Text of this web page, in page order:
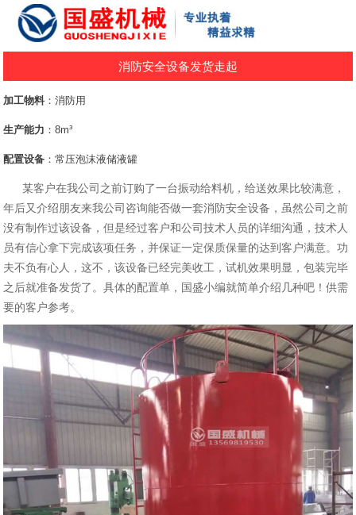
消防安全设备发货走起
加工物料：消防用
生产能力 ：8m³
配置设备 ：常压泡沫液储液罐
某客户在我公司之前订购了一台振动给料机，给送效果比较满意，
年后又介绍朋友来我公司咨询能否做一套消防安全设备，虽然公司之前
没有制作过该设备，但是经过客户和公司技术人员的详细沟通，技术人
员有信心拿下完成该项任务，并保证一定保质保量的达到客户满意。功
夫不负有心人，这不，该设备已经完美收工，试机效果明显，包装完毕
之后就准备发货了。具体的配置单，国盛小编就简单介绍几种吧！供需
要的客户参考。